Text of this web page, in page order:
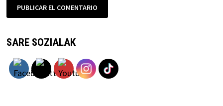
SARE SOZIALAK